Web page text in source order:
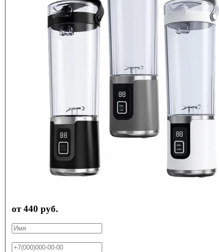
от 440 руб.